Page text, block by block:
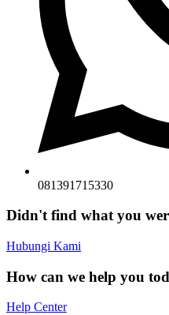
081391715330
Didn't find what you
Hubungi Kami
How can we help you
Help Center